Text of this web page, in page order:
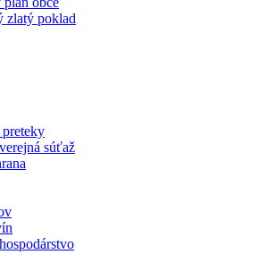
zlatý poklad
preteky
súťaž